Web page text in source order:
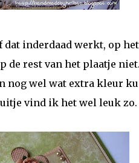
inderdaad werkt, op
rest van het plaatje
nog wel wat extra kleur
vind ik het wel leuk zo.